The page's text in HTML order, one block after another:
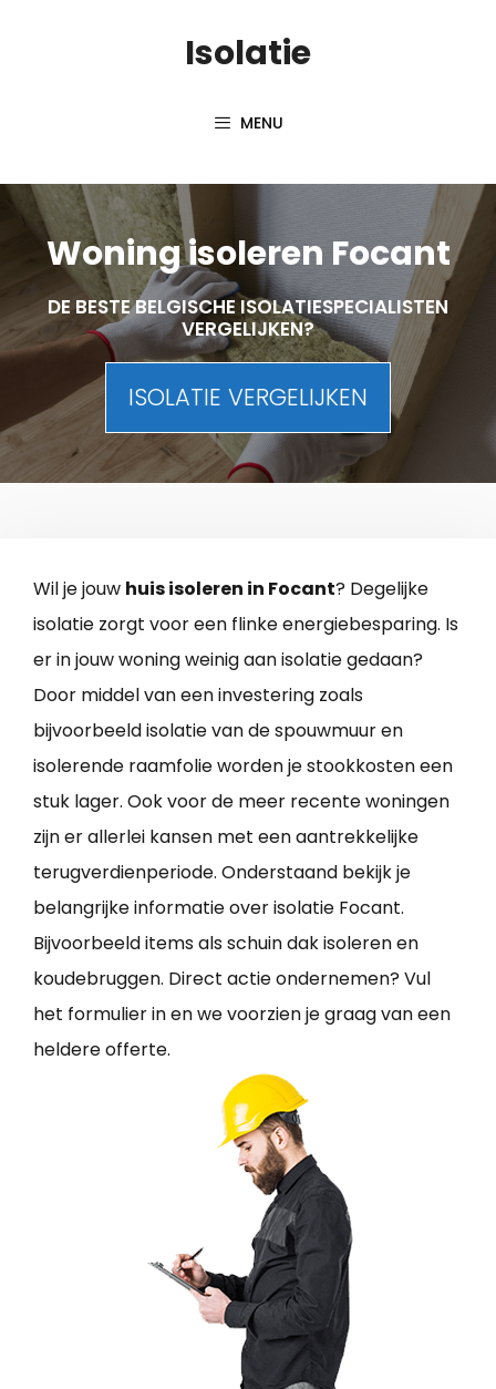
Isolatie
MENU
Woning isoleren Focant
DE BESTE BELGISCHE ISOLATIESPECIALISTEN
VERGELIJKEN?
ISOLATIE VERGELIJKEN
Wil je jouw huis isoleren in Focant? Degelijke
isolatie zorgt voor een flinke energiebesparing. Is
er in jouw woning weinig aan isolatie gedaan?
Door middel van een investering zoals
bijvoorbeeld isolatie van de spouwmuur en
isolerende raamfolie worden je stookkosten een
stuk lager. Ook voor de meer recente woningen
zijn er allerlei kansen met een aantrekkelijke
terugverdienperiode. Onderstaand bekijk je
belangrijke informatie over isolatie Focant.
Bijvoorbeeld items als schuin dak isoleren en
koudebruggen. Direct actie ondernemen? Vul
het formulier in en we voorzien je graag van een
heldere offerte.